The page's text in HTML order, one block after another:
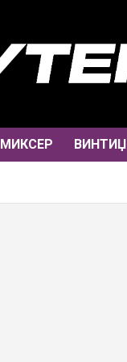
МИКСЕР ВИНТИЏ